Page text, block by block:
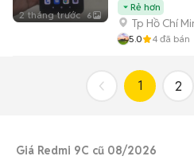
2 tháng trước 6
Rẻ hơn
Tp Hồ Chí
5.0 4 đã bán
1 2
Giá Redmi 9C cũ 08/2026